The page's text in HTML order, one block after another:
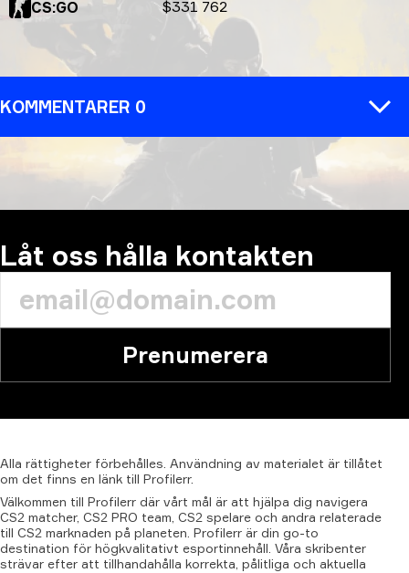
CS:GO Totalt resultat
$331 762
KOMMENTARER 0
Låt oss hålla kontakten
Prenumerera
Alla rättigheter förbehålles. Användning av materialet är tillåtet
om det finns en länk till Profilerr.
Välkommen till Profilerr där vårt mål är att hjälpa dig navigera
CS2 matcher, CS2 PRO team, CS2 spelare och andra relaterade
till CS2 marknaden på planeten. Profilerr är din go-to
destination för högkvalitativt esportinnehåll. Våra skribenter
strävar efter att tillhandahålla korrekta, pålitliga och aktuella